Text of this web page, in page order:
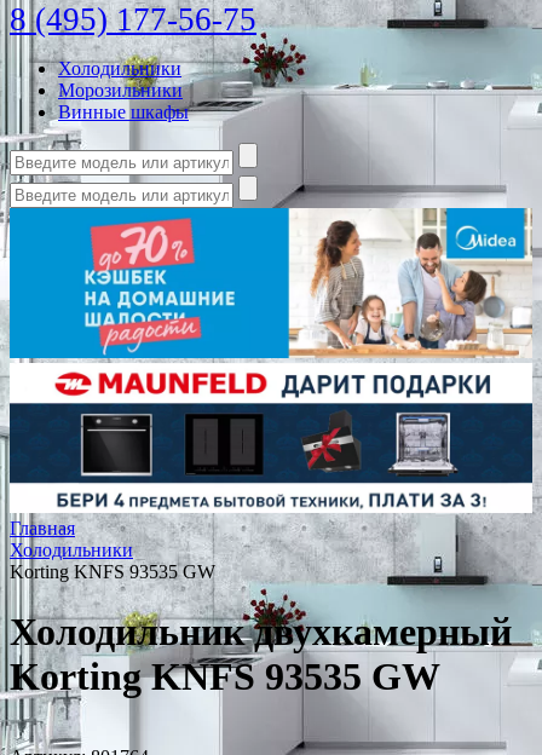
8 (495) 177-56-75
Холодильники
Морозильники
Винные шкафы
Главная
Холодильники
Korting KNFS 93535 GW
Холодильник двухкамерный
Korting KNFS 93535 GW